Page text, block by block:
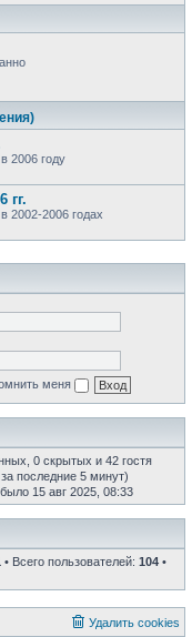
2006 году
гг.
2002-2006 годах
меня
0 скрытых и 42 гостя
последние 5 минут)
15 авг 2025, 08:33
• Всего пользователей: 104 •
Удалить cookies